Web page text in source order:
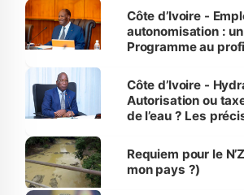
et Yamoussoukro
Côte d’Ivoire -
autonomisation :
Programme au
Côte d’Ivoire -
Autorisation ou
de l’eau ? Les
Requiem pour le
mon pays ?)